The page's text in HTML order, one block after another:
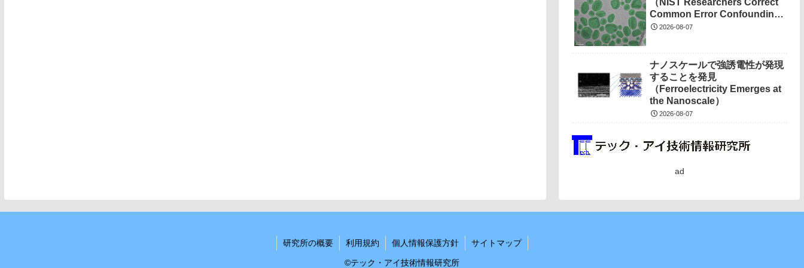
Common Error Confounding
Nanotech Measurements）
2026-08-07
ナノスケールで強誘電性が発現
することを発見
（Ferroelectricity Emerges at
the Nanoscale）
2026-08-07
ad
研究所の概要 利用規約 個人情報保護方針 サイトマップ
©テック・アイ技術情報研究所